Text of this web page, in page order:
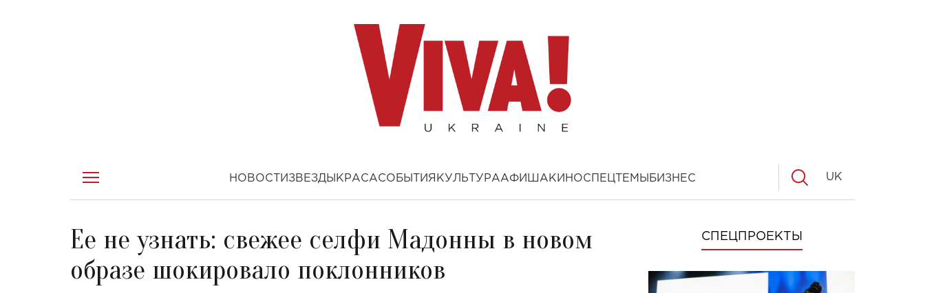
НОВОСТИ ЗВЕЗДЫ КРАСАСОБЫТИЯ КУЛЬТУРААФИША КИНОСПЕЦТЕМЫ БИЗНЕС UK
Ее не узнать: свежее селфи Мадонны в новом
образе шокировало поклонников
СПЕЦПРОЕКТЫ